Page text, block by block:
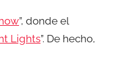
”, donde el
Lights”. De hecho,